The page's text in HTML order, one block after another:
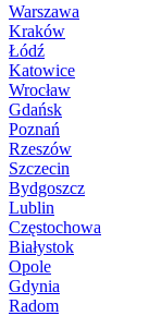
Warszawa
Kraków
Łódź
Katowice
Wrocław
Gdańsk
Poznań
Rzeszów
Szczecin
Bydgoszcz
Lublin
Częstochowa
Białystok
Opole
Gdynia
Radom